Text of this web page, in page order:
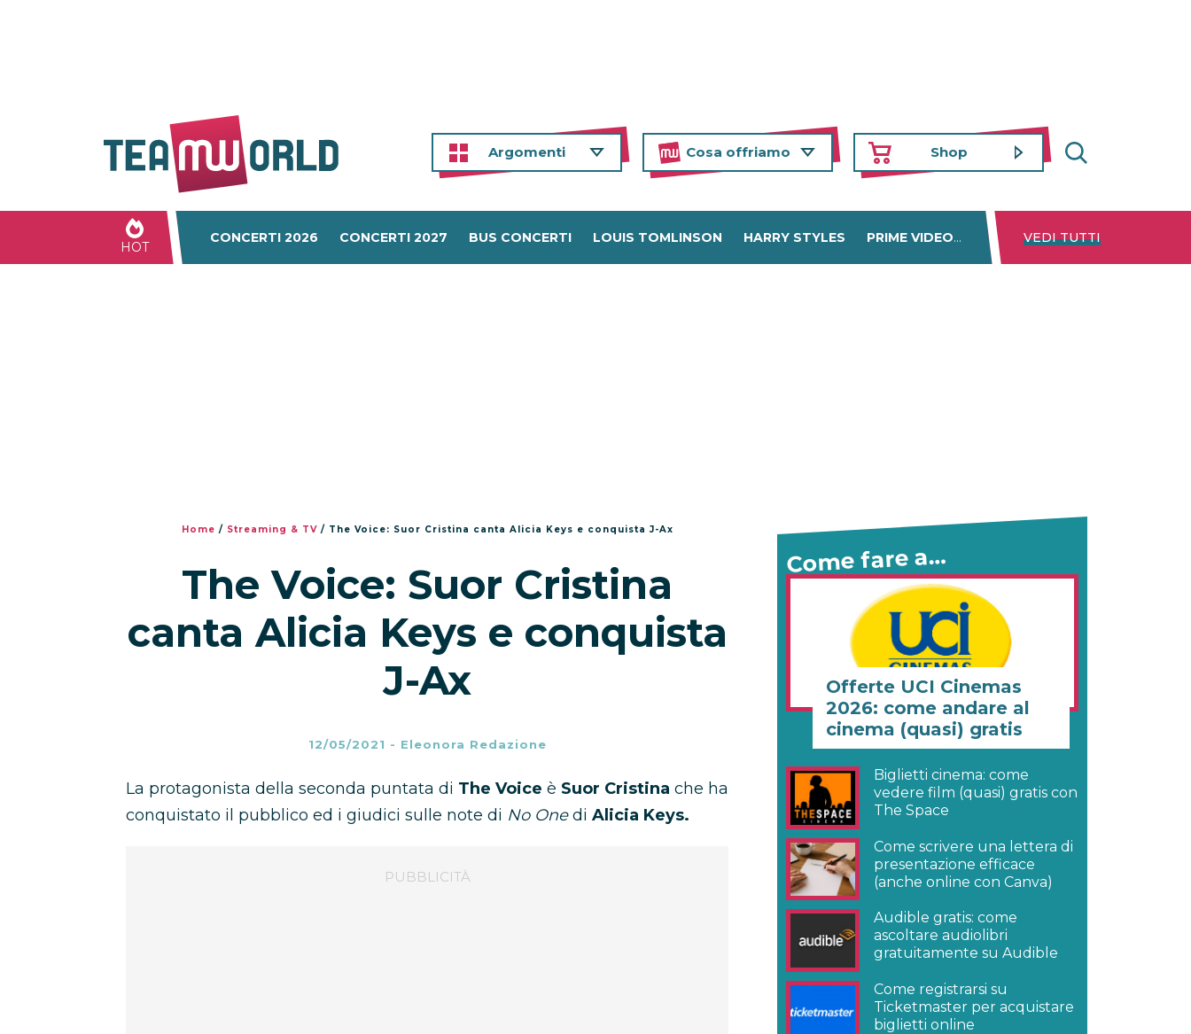
Argomenti Cosa offriamo Shop
HOT
CONCERTI 2026 CONCERTI 2027 BUS CONCERTI LOUIS TOMLINSON HARRY STYLES PRIME VIDEO DISNEY+ NETFLIX
VEDI TUTTI
Home / Streaming & TV/ The Voice: Suor Cristina canta Alicia Keys e conquista J-Ax
The Voice: Suor Cristina
canta Alicia Keys e conquista
J-Ax
12/05/2021 - Eleonora Redazione
La protagonista della seconda puntata di The Voice è Suor Cristina che ha
conquistato il pubblico ed i giudici sulle note di No Onedi Alicia Keys.
Come fare a…
Offerte UCI Cinemas
2026: come andare al
cinema (quasi) gratis
Biglietti cinema: come
vedere film (quasi) gratis con
The Space
Come scrivere una lettera di
presentazione efficace
(anche online con Canva)
Audible gratis: come
ascoltare audiolibri
gratuitamente su Audible
Come registrarsi su
Ticketmaster per acquistare
biglietti online